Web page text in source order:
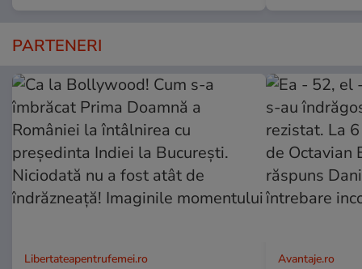
PARTENERI
Libertateapentrufemei.ro Avantaje.ro